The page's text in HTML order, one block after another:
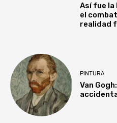
Así fue la
el
realidad
PINTURA
Van